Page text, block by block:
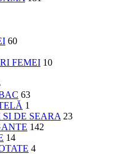
60
FEMEI 10
63
1
DE SEARA 23
142
14
4